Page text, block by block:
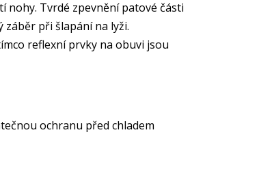
Tvrdé zpevnění patové části
při šlapání na lyži.
reflexní prvky na obuvi jsou
ochranu před chladem